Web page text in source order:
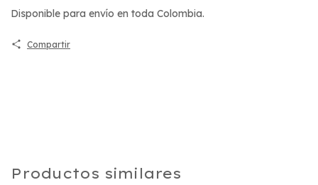
Disponible para envío en toda Colombia.
Compartir
Productos similares